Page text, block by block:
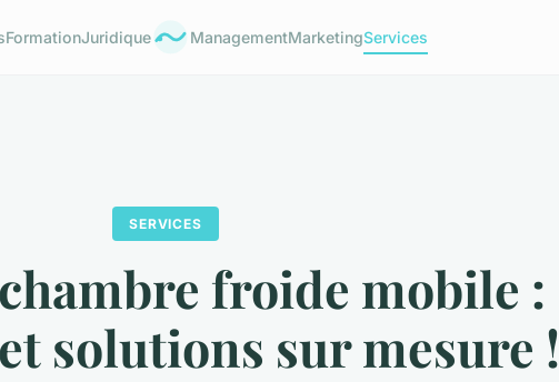
FormationJuridique ManagementMarketingServices
SERVICES
froide mobile :
solutions sur mesure !